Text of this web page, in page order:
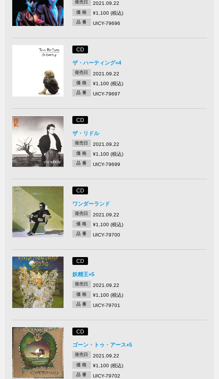
発売日 2021.09.22
価 格 ¥1,100 (税込)
品 番 UICY-79696
CD
ザ・ハーティング+4
発売日 2021.09.22
価 格 ¥1,100 (税込)
品 番 UICY-79697
CD
ザ・リドル
発売日 2021.09.22
価 格 ¥1,100 (税込)
品 番 UICY-79699
CD
ワンダーランド
発売日 2021.09.22
価 格 ¥1,100 (税込)
品 番 UICY-79700
CD
妖精王+5
発売日 2021.09.22
価 格 ¥1,100 (税込)
品 番 UICY-79701
CD
ゴーン・トゥ・アース+5
発売日 2021.09.22
価 格 ¥1,100 (税込)
品 番 UICY-79702